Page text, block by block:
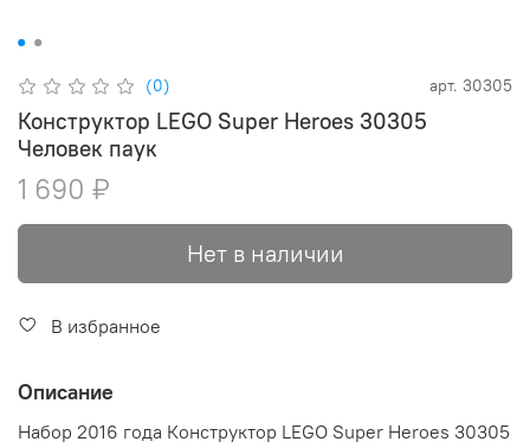
(0) арт. 30305
Конструктор LEGO Super Heroes 30305
Человек паук
1 690 ₽
Нет в наличии
В избранное
Описание
Набор 2016 года Конструктор LEGO Super Heroes 30305